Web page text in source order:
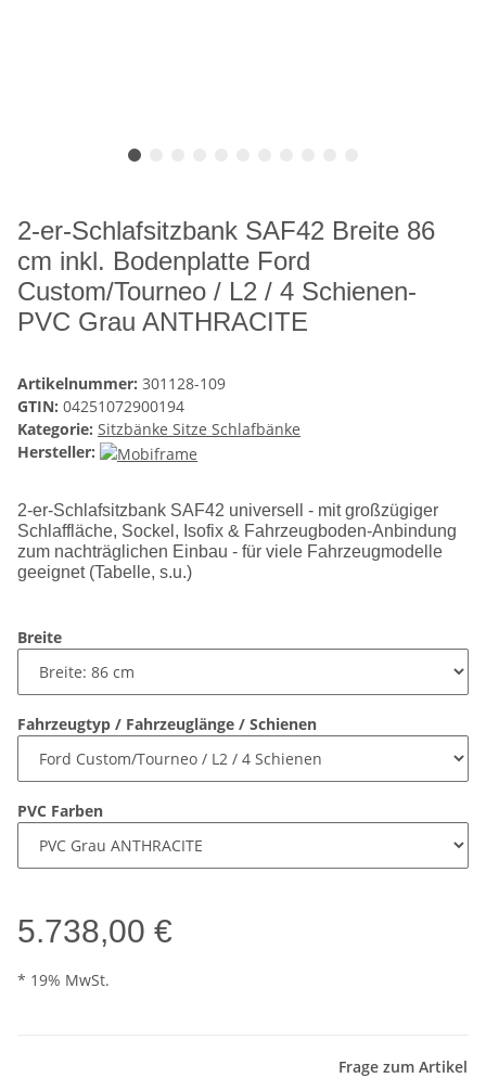
2-er-Schlafsitzbank SAF42 Breite 86
cm inkl. Bodenplatte Ford
Custom/Tourneo / L2 / 4 Schienen-
PVC Grau ANTHRACITE
Artikelnummer: 301128-109
GTIN: 04251072900194
Kategorie: Sitzbänke Sitze Schlafbänke
Hersteller:
2-er-Schlafsitzbank SAF42 universell - mit großzügiger
Schlaffläche, Sockel, Isofix & Fahrzeugboden-Anbindung
zum nachträglichen Einbau - für viele Fahrzeugmodelle
geeignet (Tabelle, s.u.)
Breite
Fahrzeugtyp / Fahrzeuglänge / Schienen
PVC Farben
5.738,00 €
* 19% MwSt.
Frage zum Artikel